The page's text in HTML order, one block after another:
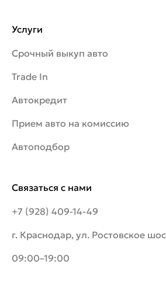
Связаться с нами
+7 (928) 409-14-49
г. Краснодар, ул. Ростовское
09:00–19:00
Услуги
Срочный выкуп авто
Trade In
Автокредит
Прием авто на комиссию
Автоподбор